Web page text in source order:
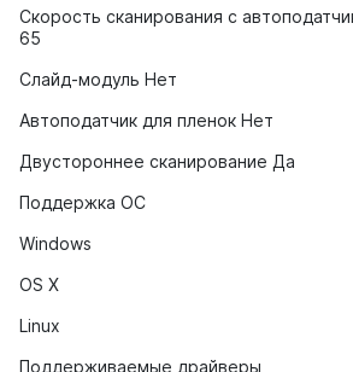
Скорость сканирования с
65
Слайд-модуль Нет
Автоподатчик для пленок Нет
Двустороннее сканирование Да
Поддержка ОС
Windows
OS X
Linux
Поддерживаемые драйверы